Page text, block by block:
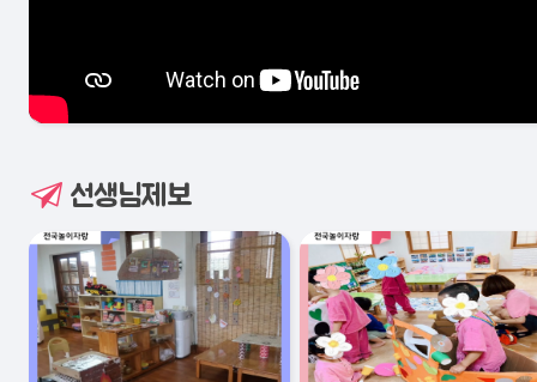
선생님제보